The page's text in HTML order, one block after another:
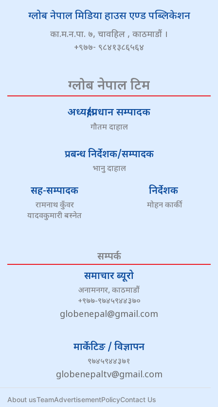
ग्लोब नेपाल मिडिया हाउस एण्ड पब्लिकेशन
का.म.न.पा. ७, चावहिल , काठमाडौं ।
+९७७- ९८४१३८६५६४
ग्लोब नेपाल टिम
अध्यक्ष/प्रधान सम्पादक
गौतम दाहाल
प्रबन्ध निर्देशक/सम्पादक
भानु दाहाल
सह-सम्पादक
रामनाथ कुँवर
यादवकुमारी बस्नेत
निर्देशक
मोहन कार्की
सम्पर्क
समाचार ब्यूरो
अनामनगर, काठमाडौं
+९७७-९७४५९४४३७०
globenepal@gmail.com
मार्केटिङ / विज्ञापन
९७४५९४४३७१
globenepaltv@gmail.com
About usTeamAdvertisementPolicyContact Us